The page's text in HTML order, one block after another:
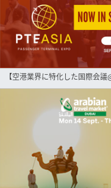
【空港業界に特化した国際会議